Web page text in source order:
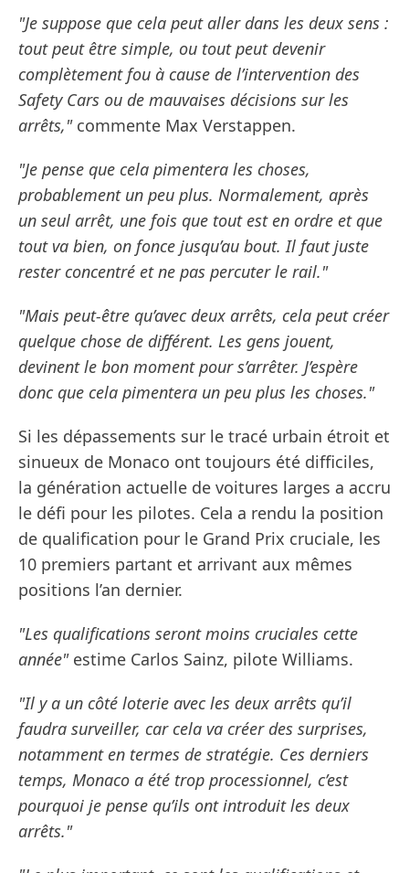
"Je suppose que cela peut aller dans les deux sens :
tout peut être simple, ou tout peut devenir
complètement fou à cause de l’intervention des
Safety Cars ou de mauvaises décisions sur les
arrêts,"commente Max Verstappen.
"Je pense que cela pimentera les choses,
probablement un peu plus. Normalement, après
un seul arrêt, une fois que tout est en ordre et que
tout va bien, on fonce jusqu’au bout. Il faut juste
rester concentré et ne pas percuter le rail."
"Mais peut-être qu’avec deux arrêts, cela peut créer
quelque chose de différent. Les gens jouent,
devinent le bon moment pour s’arrêter. J’espère
donc que cela pimentera un peu plus les choses."
Si les dépassements sur le tracé urbain étroit et
sinueux de Monaco ont toujours été difficiles,
la génération actuelle de voitures larges a accru
le défi pour les pilotes. Cela a rendu la position
de qualification pour le Grand Prix cruciale, les
10 premiers partant et arrivant aux mêmes
positions l’an dernier.
"Les qualifications seront moins cruciales cette
année"estime Carlos Sainz, pilote Williams.
"Il y a un côté loterie avec les deux arrêts qu’il
faudra surveiller, car cela va créer des surprises,
notamment en termes de stratégie. Ces derniers
temps, Monaco a été trop processionnel, c’est
pourquoi je pense qu’ils ont introduit les deux
arrêts."